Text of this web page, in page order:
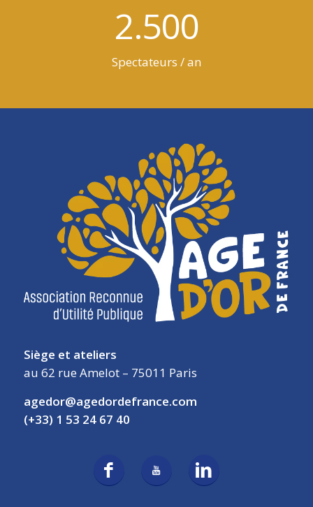
2.500
Spectateurs / an
Siège et ateliers
au 62 rue Amelot – 75011 Paris
agedor@agedordefrance.com
(+33) 1 53 24 67 40